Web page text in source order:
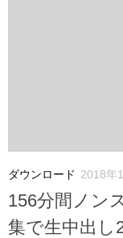
ダウンロード 2018年
156分間ノン
集で生中出し